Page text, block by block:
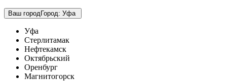
Ваш городГород: Уфа
Уфа
Стерлитамак
Нефтекамск
Октябрьский
Оренбург
Магнитогорск